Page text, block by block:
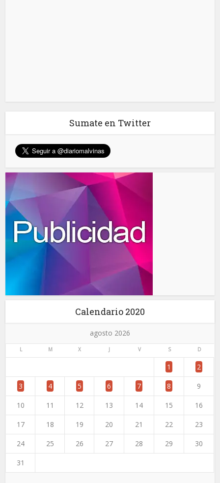
Sumate en Twitter
Calendario 2020
agosto 2026
L M X J V S D
1 2
3 4 5 6 7 8 9
10 11 12 13 14 15 16
17 18 19 20 21 22 23
24 25 26 27 28 29 30
31